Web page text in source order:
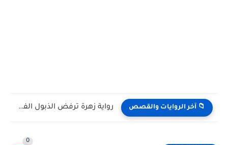
📁 آخر الروايات والقصص رواية زهرة ترفض الذبول الفصل السابع 7 بقلم غدير وسام
0